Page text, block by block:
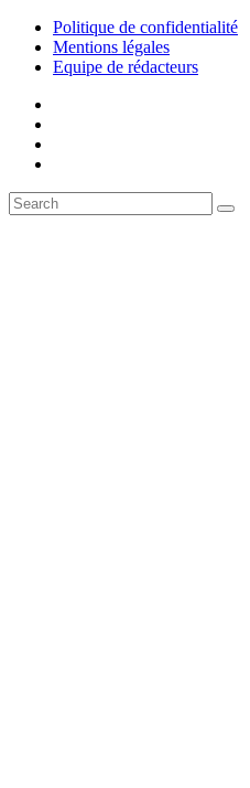
Politique de confidentialité
Mentions légales
Equipe de rédacteurs